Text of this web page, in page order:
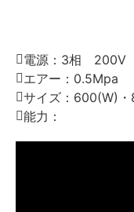
電源： 3相 200V
エアー： 0.5Mpa
サイズ： 600(W)
能力：